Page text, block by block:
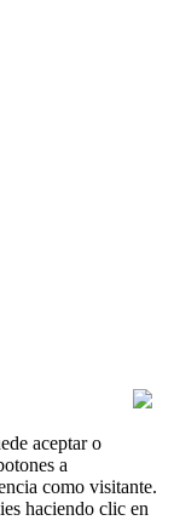
aceptar o
a
como visitante.
haciendo clic en